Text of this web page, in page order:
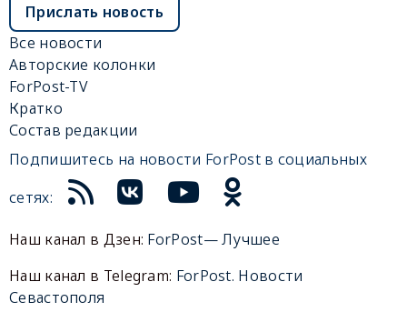
Прислать новость
Все новости
Авторские колонки
ForPost-TV
Кратко
Состав редакции
Подпишитесь на новости ForPost в социальных
сетях:
Наш канал в Дзен: ForPost— Лучшее
Наш канал в Telegram: ForPost. Новости
Севастополя